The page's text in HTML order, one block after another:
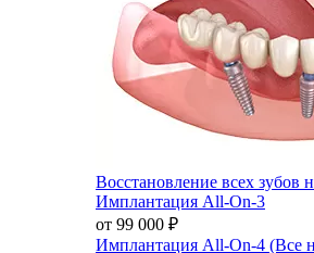
Восстановление всех зубов
Имплантация All-On-3
от 99 000 ₽
Имплантация All-On-4 (Все